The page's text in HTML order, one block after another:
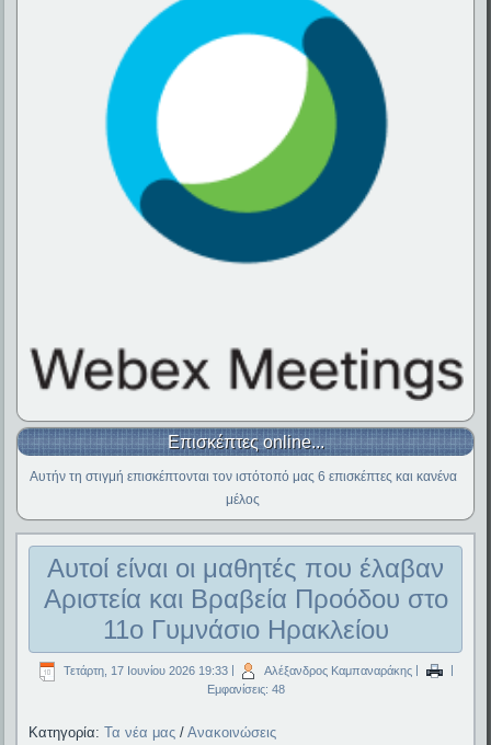
Επισκέπτες online...
Αυτήν τη στιγμή επισκέπτονται τον ιστότοπό μας 6 επισκέπτες και κανένα
μέλος
Αυτοί είναι οι μαθητές που έλαβαν
Αριστεία και Βραβεία Προόδου στο
11ο Γυμνάσιο Ηρακλείου
Τετάρτη, 17 Ιουνίου 2026 19:33 Αλέξανδρος Καμπαναράκης
Εμφανίσεις: 48
Κατηγορία:Τα νέα μας /Ανακοινώσεις